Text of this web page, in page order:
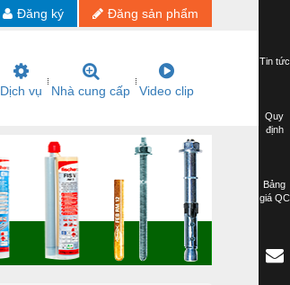
Đăng sản phẩm
Đăng ký
Dịch vụ Nhà cung cấp Video clip
Tin tức
Quy
định
Bảng
giá QC